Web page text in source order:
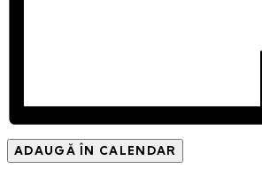
ADAUGĂ ÎN CALENDAR